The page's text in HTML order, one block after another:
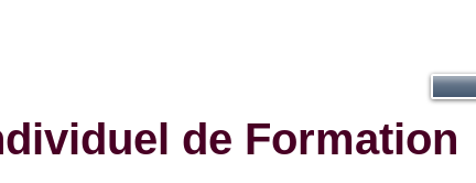
de Formation